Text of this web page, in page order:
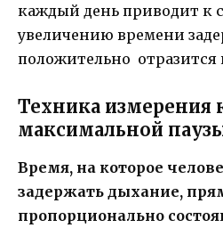
каждый день приводит к
увеличению времени
положительно отразится
Техника измерения
максимальной
Время, на которое
задержать дыхание,
пропорционально